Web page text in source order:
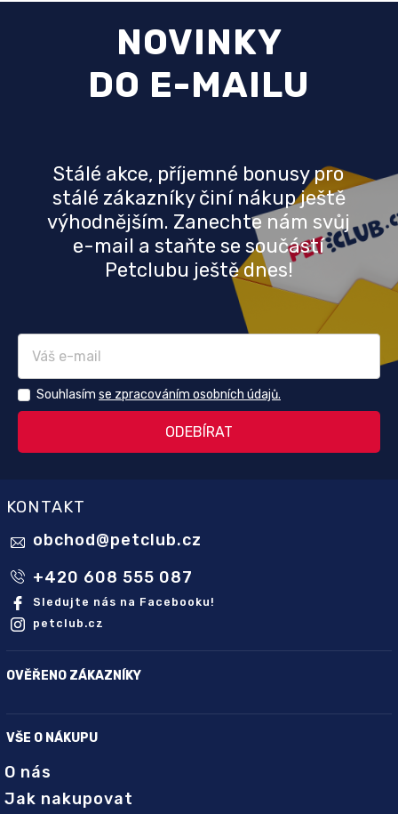
NOVINKY
DO E-MAILU
Stálé akce, příjemné bonusy pro
stálé zákazníky činí nákup ještě
výhodnějším. Zanechte nám svůj
e-mail a staňte se součástí
Petclubu ještě dnes!
Souhlasím se zpracováním osobních údajů.
KONTAKT
obchod@petclub.cz
+420 608 555 087
Sledujte nás na Facebooku!
petclub.cz
OVĚŘENO ZÁKAZNÍKY
VŠE O NÁKUPU
O nás
Jak nakupovat